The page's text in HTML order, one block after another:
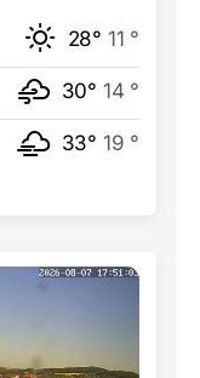
28° 11 °
30° 14 °
33° 19 °